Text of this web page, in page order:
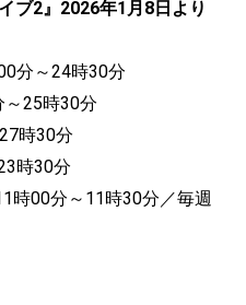
ブ2』2026年1月8日より
分～24時30分
25時30分
時30分
時30分
00分～11時30分／毎週